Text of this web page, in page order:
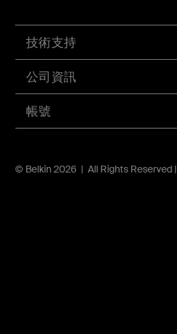
帳號
技術支持
公司資訊
© Belkin 2026 | All Rights Reserved |